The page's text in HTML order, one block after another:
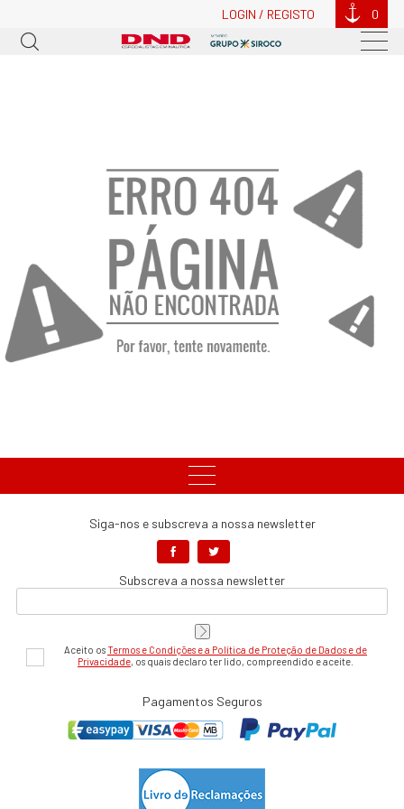
LOGIN / REGISTO 0
Siga-nos e subscreva a nossa newsletter
Subscreva a nossa newsletter
Aceito osTermos e Condições e a Política de Proteção de Dados e de
Privacidade, os quais declaro ter lido, compreendido e aceite.
Pagamentos Seguros